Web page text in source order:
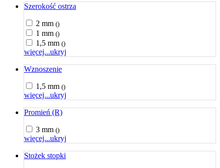
Szerokość ostrza
2 mm ()
1 mm ()
1,5 mm ()
więcej...ukryj
Wznoszenie
1,5 mm ()
więcej...ukryj
Promień (R)
3 mm ()
więcej...ukryj
Stożek stopki